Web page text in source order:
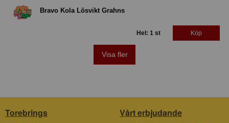
Bravo Kola Lösvikt Grahns
Hel: 1 st Köp
Visa fler
Torebrings Vårt erbjudande